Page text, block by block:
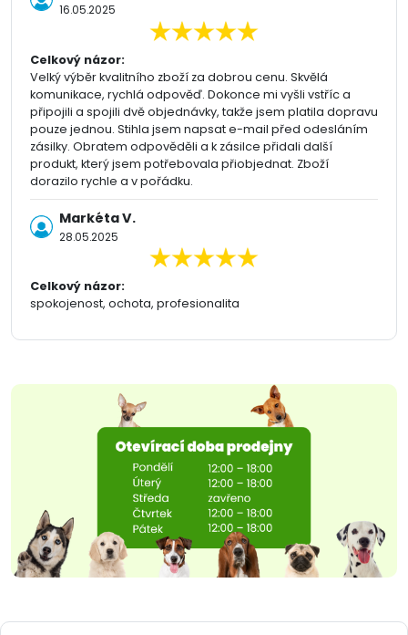
16.05.2025
Celkový názor:
Velký výběr kvalitního zboží za dobrou cenu. Skvělá
komunikace, rychlá odpověď. Dokonce mi vyšli vstříc a
připojili a spojili dvě objednávky, takže jsem platila dopravu
pouze jednou. Stihla jsem napsat e-mail před odesláním
zásilky. Obratem odpověděli a k zásilce přidali další
produkt, který jsem potřebovala přiobjednat. Zboží
dorazilo rychle a v pořádku.
Markéta V.
28.05.2025
Celkový názor:
spokojenost, ochota, profesionalita